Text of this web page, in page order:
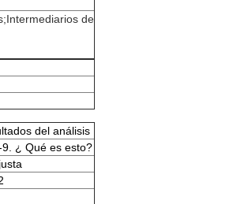
de
del análisis
9. ¿ Qué es esto?